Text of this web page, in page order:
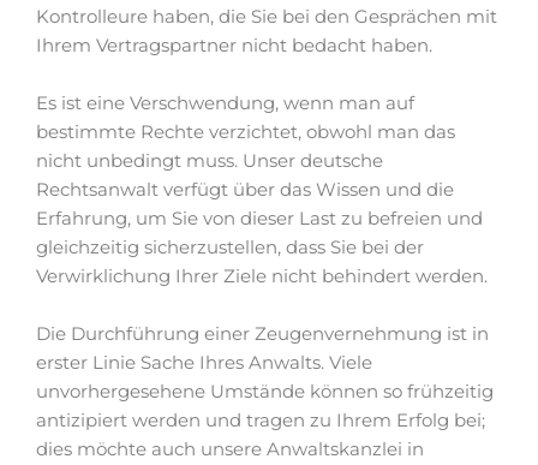
Kontrolleure haben, die Sie bei den Gesprächen mit
Ihrem Vertragspartner nicht bedacht haben.
Es ist eine Verschwendung, wenn man auf
bestimmte Rechte verzichtet, obwohl man das
nicht unbedingt muss. Unser deutsche
Rechtsanwalt verfügt über das Wissen und die
Erfahrung, um Sie von dieser Last zu befreien und
gleichzeitig sicherzustellen, dass Sie bei der
Verwirklichung Ihrer Ziele nicht behindert werden.
Die Durchführung einer Zeugenvernehmung ist in
erster Linie Sache Ihres Anwalts. Viele
unvorhergesehene Umstände können so frühzeitig
antizipiert werden und tragen zu Ihrem Erfolg bei;
dies möchte auch unsere Anwaltskanzlei in